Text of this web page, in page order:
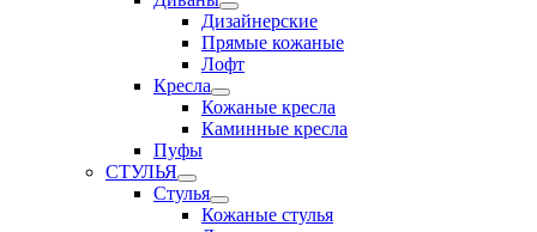
Дизайнерские
Прямые кожаные
Лофт
Кресла
Кожаные кресла
Каминные кресла
Пуфы
СТУЛЬЯ
Стулья
Кожаные стулья